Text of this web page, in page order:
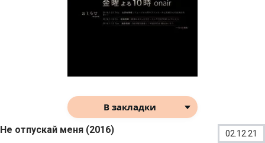
В закладки
Не отпускай меня (2016) 02.12.21